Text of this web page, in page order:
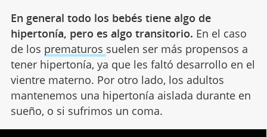
En general todo los bebés tiene algo de
hipertonía, pero es algo transitorio. En el caso
de los prematuros suelen ser más propensos a
tener hipertonía, ya que les faltó desarrollo en el
vientre materno. Por otro lado, los adultos
mantenemos una hipertonía aislada durante en
sueño, o si sufrimos un coma.